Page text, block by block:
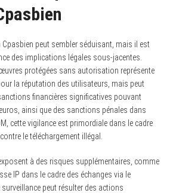
Cpasbien peut sembler séduisant, mais il est
des implications légales sous-jacentes.
protégées sans autorisation représente
la réputation des utilisateurs, mais peut
financières significatives pouvant
ainsi que des sanctions pénales dans
cette vigilance est primordiale dans le cadre
le téléchargement illégal.
à des risques supplémentaires, comme
IP dans le cadre des échanges via le
peut résulter des actions